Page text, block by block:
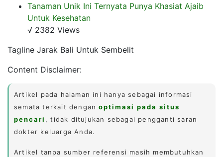
Tanaman Unik Ini Ternyata Punya Khasiat Ajaib
Untuk Kesehatan
√ 2382 Views
Tagline Jarak Bali Untuk Sembelit
Content Disclaimer:
Artikel pada halaman ini hanya sebagai informasi
semata terkait denganoptimasi pada situs
pencari , tidak ditujukan sebagai pengganti saran
dokter keluarga Anda.
Artikel tanpa sumber referensi masih membutuhkan